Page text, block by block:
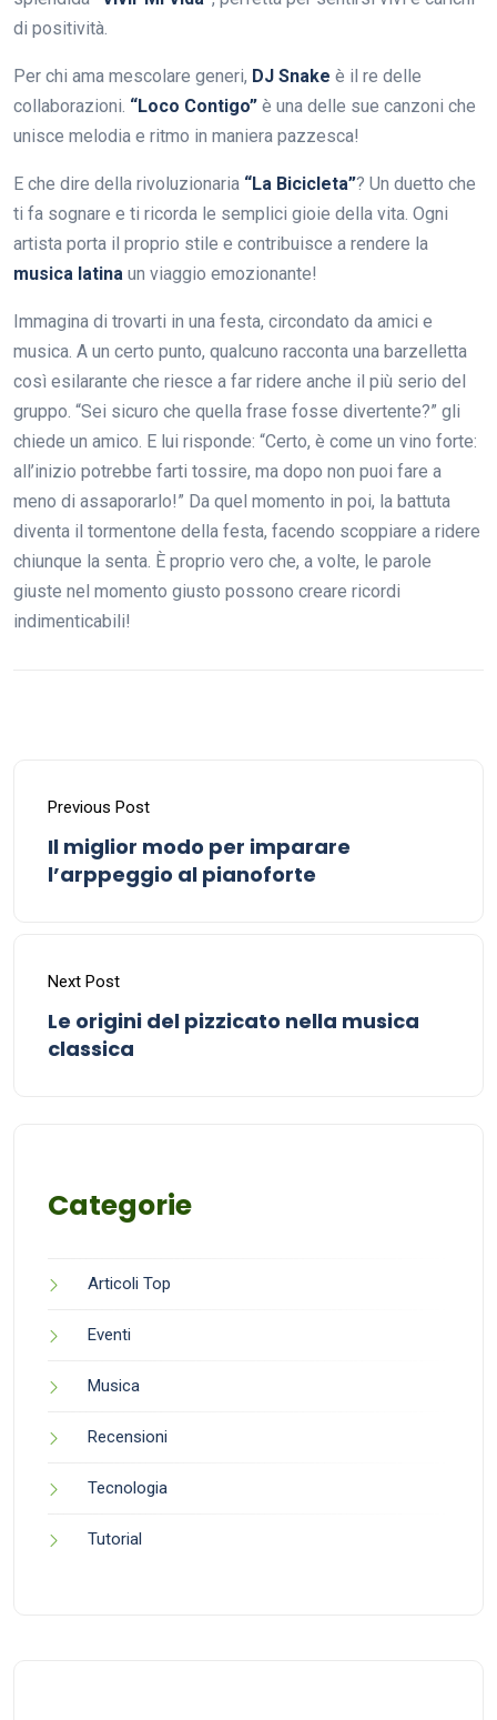
di positività.
Per chi ama mescolare generi, DJ Snake è il re delle
collaborazioni. “Loco Contigo” è una delle sue canzoni che
unisce melodia e ritmo in maniera pazzesca!
E che dire della rivoluzionaria “La Bicicleta”? Un duetto che
ti fa sognare e ti ricorda le semplici gioie della vita. Ogni
artista porta il proprio stile e contribuisce a rendere la
musica latina un viaggio emozionante!
Immagina di trovarti in una festa, circondato da amici e
musica. A un certo punto, qualcuno racconta una barzelletta
così esilarante che riesce a far ridere anche il più serio del
gruppo. “Sei sicuro che quella frase fosse divertente?” gli
chiede un amico. E lui risponde: “Certo, è come un vino forte:
all’inizio potrebbe farti tossire, ma dopo non puoi fare a
meno di assaporarlo!” Da quel momento in poi, la battuta
diventa il tormentone della festa, facendo scoppiare a ridere
chiunque la senta. È proprio vero che, a volte, le parole
giuste nel momento giusto possono creare ricordi
indimenticabili!
Previous Post
Il miglior modo per imparare
l’arppeggio al pianoforte
Next Post
Le origini del pizzicato nella musica
classica
Categorie
Articoli Top
Eventi
Musica
Recensioni
Tecnologia
Tutorial